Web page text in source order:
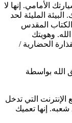
الأمامي. إنها لا
المليئة لحد
والكتاب المقدس
وهويتك
الحضارية /
الله بواسطة
الإنترنت التي تدخل
إنها تعميك